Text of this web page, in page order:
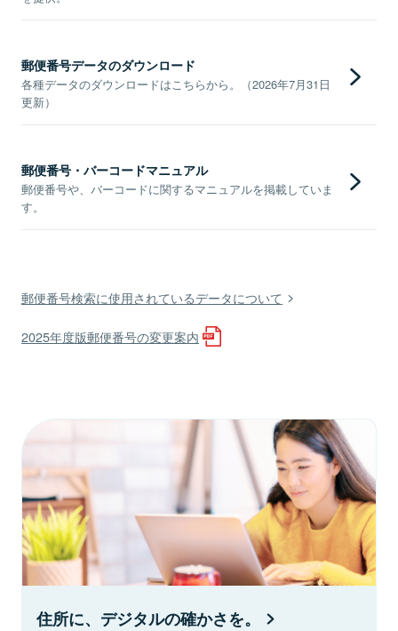
郵便番号データのダウンロード
各種データのダウンロードはこちらから。（2026年7月31日
更新）
郵便番号・バーコードマニュアル
郵便番号や、バーコードに関するマニュアルを掲載していま
す。
郵便番号検索に使用されているデータについて
2025年度版郵便番号の変更案内
住所に、デジタルの確かさを。